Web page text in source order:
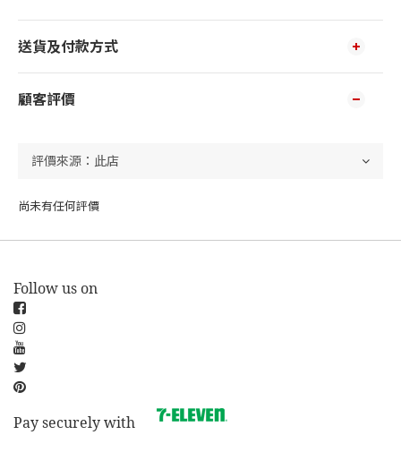
送貨及付款方式
顧客評價
尚未有任何評價
Follow us on
Pay securely with